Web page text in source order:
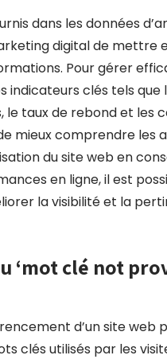
dans les données
digital de mettre
Pour gérer
indicateurs clés tels
le taux de rebond et les
mieux comprendre les
du site web en
en ligne, il est
la visibilité et la
‘mot clé not
d’un site web
clés utilisés par les